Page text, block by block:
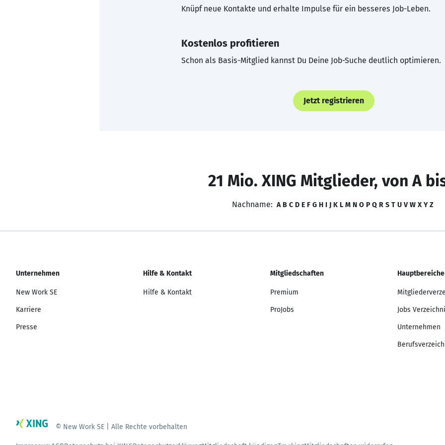
Knüpf neue Kontakte und erhalte Impulse für ein besseres Job-Leben.
Kostenlos profitieren
Schon als Basis-Mitglied kannst Du Deine Job-Suche deutlich optimieren.
Jetzt registrieren
21 Mio. XING Mitglieder, von A
Nachname: A B C D E F G H I J K L M N O P Q R S T U V W X Y Z
Unternehmen
New Work SE
Karriere
Presse
Hilfe & Kontakt
Hilfe & Kontakt
Mitgliedschaften
Premium
ProJobs
Hauptbereiche
Jobs
Unternehmen
© New Work SE | Alle Rechte vorbehalten